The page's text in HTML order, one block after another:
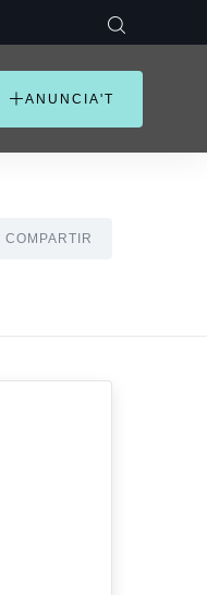
ANUNCIA'T
COMPARTIR